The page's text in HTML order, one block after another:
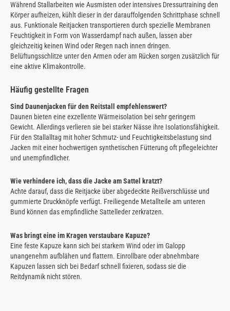
Während Stallarbeiten wie Ausmisten oder intensives Dressurtraining den
Körper aufheizen, kühlt dieser in der darauffolgenden Schrittphase schnell
aus. Funktionale Reitjacken transportieren durch spezielle Membranen
Feuchtigkeit in Form von Wasserdampf nach außen, lassen aber
gleichzeitig keinen Wind oder Regen nach innen dringen.
Belüftungsschlitze unter den Armen oder am Rücken sorgen zusätzlich für
eine aktive Klimakontrolle.
Häufig gestellte Fragen
Sind Daunenjacken für den Reitstall empfehlenswert?
Daunen bieten eine exzellente Wärmeisolation bei sehr geringem
Gewicht. Allerdings verlieren sie bei starker Nässe ihre Isolationsfähigkeit.
Für den Stallalltag mit hoher Schmutz- und Feuchtigkeitsbelastung sind
Jacken mit einer hochwertigen synthetischen Fütterung oft pflegeleichter
und unempfindlicher.
Wie verhindere ich, dass die Jacke am Sattel kratzt?
Achte darauf, dass die Reitjacke über abgedeckte Reißverschlüsse und
gummierte Druckknöpfe verfügt. Freiliegende Metallteile am unteren
Bund können das empfindliche Sattelleder zerkratzen.
Was bringt eine im Kragen verstaubare Kapuze?
Eine feste Kapuze kann sich bei starkem Wind oder im Galopp
unangenehm aufblähen und flattern. Einrollbare oder abnehmbare
Kapuzen lassen sich bei Bedarf schnell fixieren, sodass sie die
Reitdynamik nicht stören.